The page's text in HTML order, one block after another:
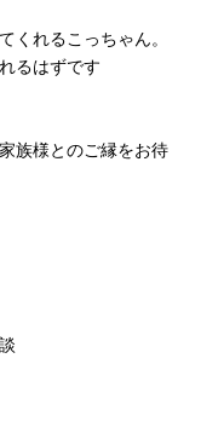
くれるこっちゃん。
るはずです
族様とのご縁をお待